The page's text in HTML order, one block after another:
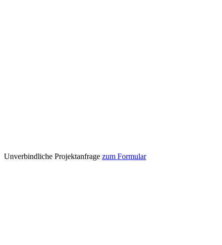
Unverbindliche Projektanfrage zum Formular